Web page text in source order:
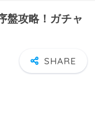
盤攻略！ガチャ